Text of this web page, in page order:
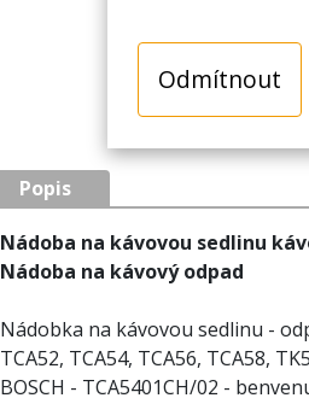
Odmítnout
Popis
Nádoba na kávovou sedlinu
Nádoba na kávový odpad
Nádobka na kávovou sedlinu -
TCA52, TCA54, TCA56, TCA58,
BOSCH - TCA5401CH/02 -